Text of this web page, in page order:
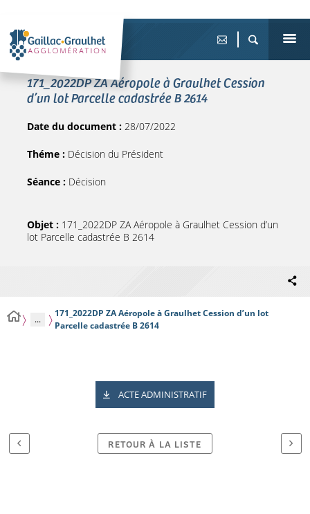
171_2022DP ZA Aéropole à Graulhet Cession
d’un lot Parcelle cadastrée B 2614
Date du document : 28/07/2022
Théme : Décision du Président
Séance : Décision
Objet : 171_2022DP ZA Aéropole à Graulhet Cession d’un
lot Parcelle cadastrée B 2614
...
171_2022DP ZA Aéropole à Graulhet Cession d’un lot
Parcelle cadastrée B 2614
ACTE ADMINISTRATIF
RETOUR À LA LISTE